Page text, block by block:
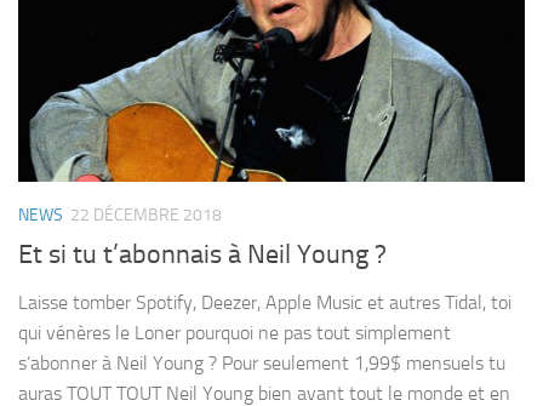
NEWS 22 DÉCEMBRE 2018
Et si tu t’abonnais à Neil Young ?
Laisse tomber Spotify, Deezer, Apple Music et autres Tidal, toi
qui vénères le Loner pourquoi ne pas tout simplement
s’abonner à Neil Young ? Pour seulement 1,99$ mensuels tu
auras TOUT TOUT Neil Young bien avant tout le monde et en